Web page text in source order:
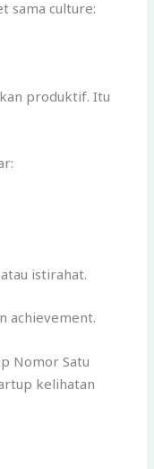
sama culture:
produktif. Itu
istirahat.
achievement.
Nomor Satu
kelihatan